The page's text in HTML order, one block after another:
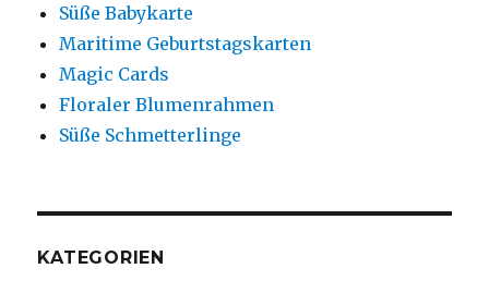
Süße Babykarte
Maritime Geburtstagskarten
Magic Cards
Floraler Blumenrahmen
Süße Schmetterlinge
KATEGORIEN